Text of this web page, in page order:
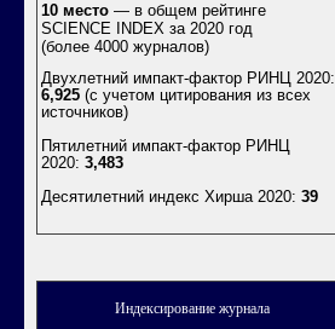
10 место — в общем рейтинге
SCIENCE INDEX за 2020 год
(более 4000 журналов)
Двухлетний импакт-фактор РИНЦ 2020:
6,925 (с учетом цитирования из всех
источников)
Пятилетний импакт-фактор РИНЦ
2020: 3,483
Десятилетний индекс Хирша 2020: 39
Индексирование журнала